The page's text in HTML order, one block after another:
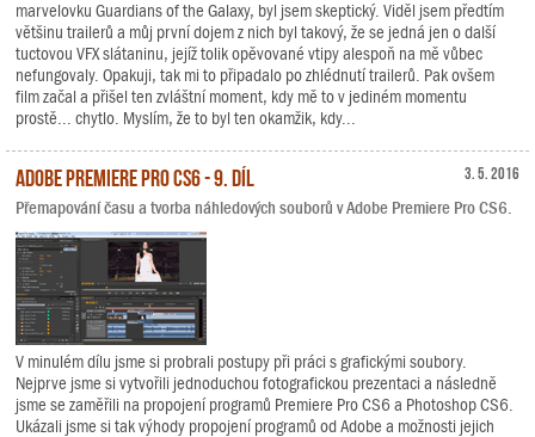
marvelovku Guardians of the Galaxy, byl jsem skeptický. Viděl jsem předtím
většinu trailerů a můj první dojem z nich byl takový, že se jedná jen o další
tuctovou VFX slátaninu, jejíž tolik opěvované vtipy alespoň na mě vůbec
nefungovaly. Opakuji, tak mi to připadalo po zhlédnutí trailerů. Pak ovšem
film začal a přišel ten zvláštní moment, kdy mě to v jediném momentu
prostě... chytlo. Myslím, že to byl ten okamžik, kdy...
3. 5. 2016
Adobe Premiere Pro CS6 - 9. díl
Přemapování času a tvorba náhledových souborů v Adobe Premiere Pro CS6.
V minulém dílu jsme si probrali postupy při práci s grafickými soubory.
Nejprve jsme si vytvořili jednoduchou fotografickou prezentaci a následně
jsme se zaměřili na propojení programů Premiere Pro CS6 a Photoshop CS6.
Ukázali jsme si tak výhody propojení programů od Adobe a možnosti jejich